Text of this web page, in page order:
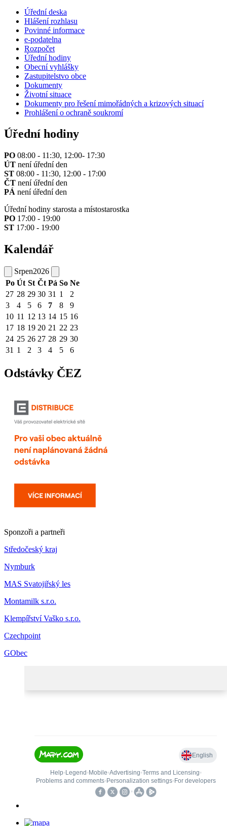
Úřední deska
Hlášení rozhlasu
Povinné informace
e-podatelna
Rozpočet
Úřední hodiny
Obecní vyhlášky
Zastupitelstvo obce
Dokumenty
Životní situace
Dokumenty pro řešení mimořádných a krizových situací
Prohlášení o ochraně soukromí
Úřední hodiny
PO 08:00 - 11:30, 12:00- 17:30
ÚT není úřední den
ST 08:00 - 11:30, 12:00 - 17:00
ČT není úřední den
PÁ není úřední den
Úřední hodiny starosta a místostarostka
PO 17:00 - 19:00
ST 17:00 - 19:00
Kalendář
Srpen2026
Po Út St Čt Pá So Ne
27 28 29 30 31 1
2
3
4 5 6 7 8
9
10 11 12 13 14 15 16
17 18 19 20 21 22 23
24 25 26 27 28 29 30
31 1 2 3 4 5 6
Odstávky ČEZ
Sponzoři a partneři
Středočeský kraj
Nymburk
MAS Svatojiřský les
Montamilk s.r.o.
Klempířství Vaško s.r.o.
Czechpoint
GObec